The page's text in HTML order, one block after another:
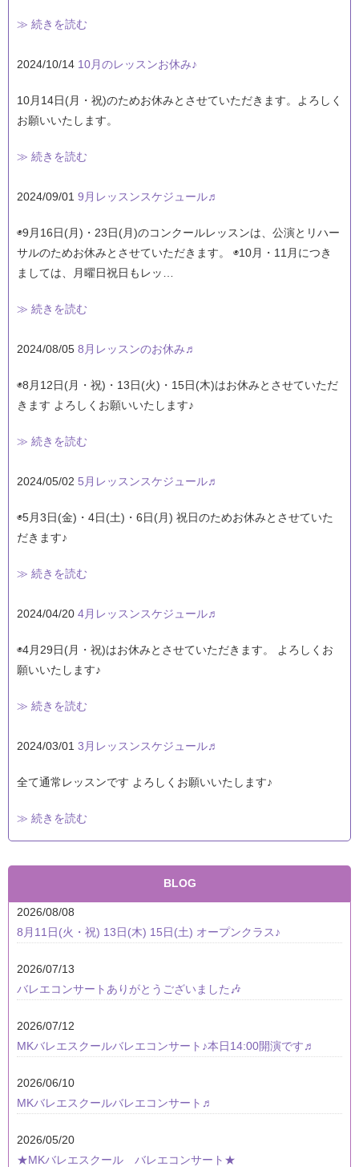
≫ 続きを読む
2024/10/14 10月のレッスンお休み♪
10月14日(月・祝)のためお休みとさせていただきます。よろしく
お願いいたします。
≫ 続きを読む
2024/09/01 9月レッスンスケジュール♬
◉9月16日(月)・23日(月)のコンクールレッスンは、公演とリハー
サルのためお休みとさせていただきます。 ◉10月・11月につき
ましては、月曜日祝日もレッ…
≫ 続きを読む
2024/08/05 8月レッスンのお休み♬
◉8月12日(月・祝)・13日(火)・15日(木)はお休みとさせていただ
きます よろしくお願いいたします♪
≫ 続きを読む
2024/05/02 5月レッスンスケジュール♬
◉5月3日(金)・4日(土)・6日(月) 祝日のためお休みとさせていた
だきます♪
≫ 続きを読む
2024/04/20 4月レッスンスケジュール♬
◉4月29日(月・祝)はお休みとさせていただきます。 よろしくお
願いいたします♪
≫ 続きを読む
2024/03/01 3月レッスンスケジュール♬
全て通常レッスンです よろしくお願いいたします♪
≫ 続きを読む
BLOG
2026/08/08
8月11日(火・祝) 13日(木) 15日(土) オープンクラス♪
2026/07/13
バレエコンサートありがとうございました🎶
2026/07/12
MKバレエスクールバレエコンサート♪本日14:00開演です♬
2026/06/10
MKバレエスクールバレエコンサート♬
2026/05/20
★MKバレエスクール バレエコンサート★